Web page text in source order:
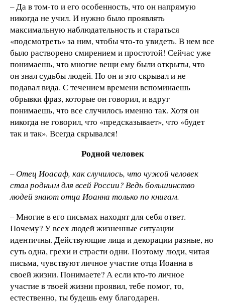
– Да в том-то и его особенность, что он напрямую
никогда не учил. И нужно было проявлять
максимальную наблюдательность и стараться
«подсмотреть» за ним, чтобы что-то увидеть. В нем все
было растворено смирением и простотой! Сейчас уже
понимаешь, что многие вещи ему были открыты, что
он знал судьбы людей. Но он и это скрывал и не
подавал вида. С течением времени вспоминаешь
обрывки фраз, которые он говорил, и вдруг
понимаешь, что все случилось именно так. Хотя он
никогда не говорил, что «предсказывает», что «будет
так и так». Всегда скрывался!
Родной человек
– Отец Иоасаф, как случилось, что чужой человек
стал родным для всей России? Ведь большинство
людей знают отца Иоанна только по книгам.
– Многие в его письмах находят для себя ответ.
Почему? У всех людей жизненные ситуации
идентичны. Действующие лица и декорации разные, но
суть одна, грехи и страсти одни. Поэтому люди, читая
письма, чувствуют личное участие отца Иоанна в
своей жизни. Понимаете? А если кто-то личное
участие в твоей жизни проявил, тебе помог, то,
естественно, ты будешь ему благодарен.